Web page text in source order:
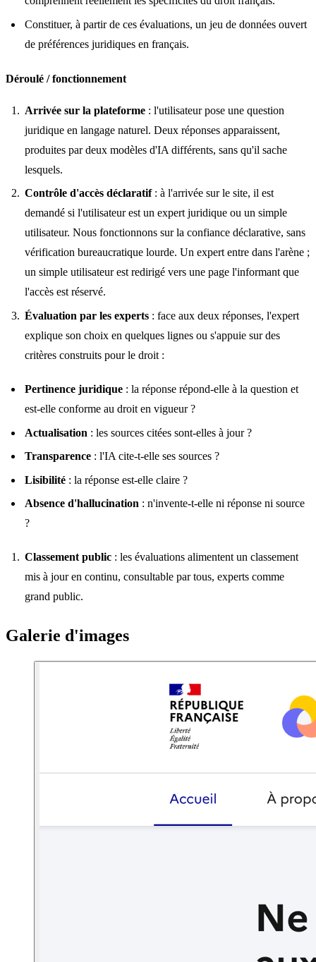
Constituer, à partir de ces évaluations, un jeu de données ouvert
de préférences juridiques en français.
Déroulé / fonctionnement
Arrivée sur la plateforme : l'utilisateur pose une question
juridique en langage naturel. Deux réponses apparaissent,
produites par deux modèles d'IA différents, sans qu'il sache
lesquels.
Contrôle d'accès déclaratif: à l'arrivée sur le site, il est
demandé si l'utilisateur est un expert juridique ou un simple
utilisateur. Nous fonctionnons sur la confiance déclarative, sans
vérification bureaucratique lourde. Un expert entre dans l'arène ;
un simple utilisateur est redirigé vers une page l'informant que
l'accès est réservé.
Évaluation par les experts : face aux deux réponses, l'expert
explique son choix en quelques lignes ou s'appuie sur des
critères construits pour le droit :
Pertinence juridique : la réponse répond-elle à la question et
est-elle conforme au droit en vigueur ?
Actualisation : les sources citées sont-elles à jour ?
Transparence : l'IA cite-t-elle ses sources ?
Lisibilité : la réponse est-elle claire ?
Absence d'hallucination : n'invente-t-elle ni réponse ni source
?
Classement public : les évaluations alimentent un classement
mis à jour en continu, consultable par tous, experts comme
grand public.
Galerie d'images